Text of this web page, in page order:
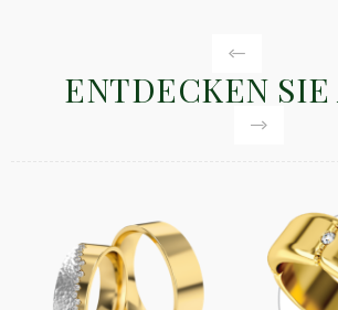
ENTDECKEN